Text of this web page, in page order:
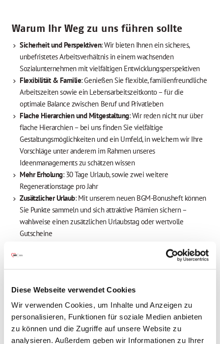
Diese Webseite verwendet Cookies
Wir verwenden Cookies, um Inhalte und Anzeigen zu
personalisieren, Funktionen für soziale Medien anbieten
zu können und die Zugriffe auf unsere Website zu
analysieren. Außerdem geben wir Informationen zu Ihrer
Warum Ihr Weg zu uns führen sollte
Sicherheit und Perspektiven: Wir bieten Ihnen ein sicheres,
unbefristetes Arbeitsverhältnis in einem wachsenden
Sozialunternehmen mit vielfältigen Entwicklungsperspektiven
Flexibilität & Familie: Genießen Sie flexible, familienfreundliche
Arbeitszeiten sowie ein Lebensarbeitszeitkonto – für die
optimale Balance zwischen Beruf und Privatleben
Flache Hierarchien und Mitgestaltung: Wir reden nicht nur über
flache Hierarchien – bei uns finden Sie vielfältige
Gestaltungsmöglichkeiten und ein Umfeld, in welchem wir Ihre
Vorschläge unter anderem im Rahmen unseres
Ideenmanagements zu schätzen wissen
Mehr Erholung: 30 Tage Urlaub, sowie zwei weitere
Regenerationstage pro Jahr
Zusätzlicher Urlaub: Mit unserem neuen BGM-Bonusheft können
Sie Punkte sammeln und sich attraktive Prämien sichern –
wahlweise einen zusätzlichen Urlaubstag oder wertvolle
Gutscheine
dem TV AWO Bayern, eine Jahressonderzahlung (85 %),
vermögenswirksame Leistungen sowie eine betriebliche
Freuen Sie sich auf Extras, die sich auszahlen
Mitarbeiterbenefits, attraktive Prämien, Fahrradleasing u.v.m.
Herzliches Onboardingmit unserem Welcome-Day für neue
Mitarbeitende und eine professionelle Einarbeitung in einem
Team, bei dem kollegialer Zusammenhalt an erster Stelle steht